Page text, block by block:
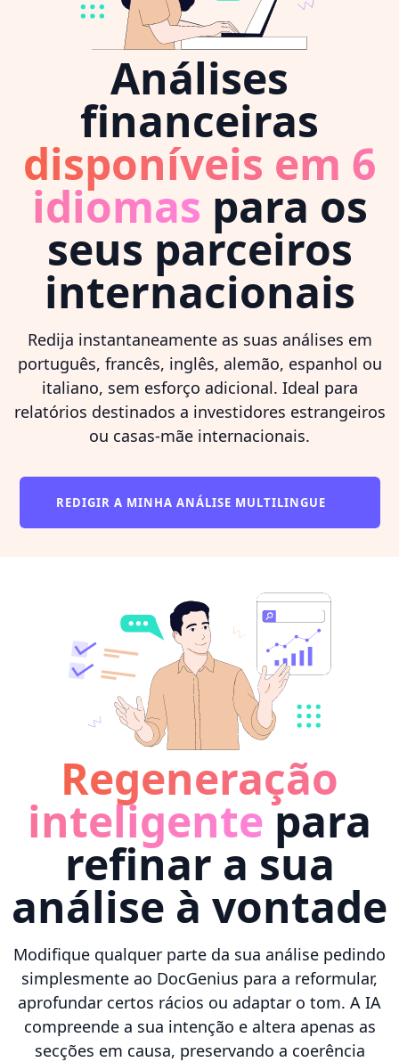
Análises
financeiras
disponíveis em 6
idiomas para os
seus parceiros
internacionais
Redija instantaneamente as suas análises em
português, francês, inglês, alemão, espanhol ou
italiano, sem esforço adicional. Ideal para
relatórios destinados a investidores estrangeiros
ou casas-mãe internacionais.
REDIGIR A MINHA ANÁLISE MULTILINGUE
Regeneração
inteligentepara
refinar a sua
análise à vontade
Modifique qualquer parte da sua análise pedindo
simplesmente ao DocGenius para a reformular,
aprofundar certos rácios ou adaptar o tom. A IA
compreende a sua intenção e altera apenas as
secções em causa, preservando a coerência